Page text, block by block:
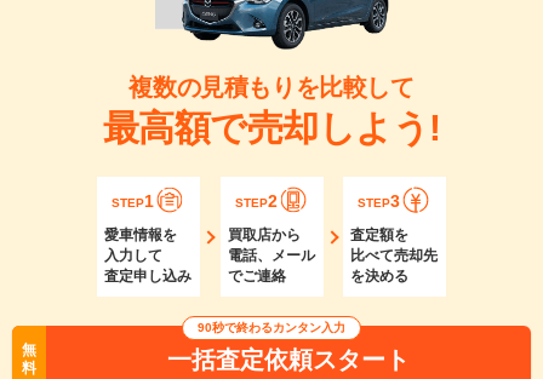
複数の見積もりを比較して
最高額で売却しよう!
STEP1
愛車情報を
入力して
査定申し込み
STEP2
買取店から
電話、メール
でご連絡
STEP3
査定額を
比べて売却先
を決める
無
料
90秒で終わるカンタン入力
一括査定依頼スタート